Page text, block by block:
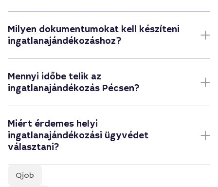
Milyen dokumentumokat kell készíteni
ingatlanajándékozáshoz?
Mennyi időbe telik az
ingatlanajándékozás Pécsen?
Miért érdemes helyi
ingatlanajándékozási ügyvédet
választani?
Qjob